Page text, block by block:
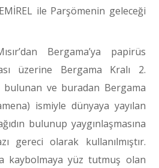
ile Parşömenin geleceği
Bergama’ya papirüs
üzerine Bergama Kralı 2.
bulunan ve buradan Bergama
ismiyle dünyaya yayılan
bulunup yaygınlaşmasına
gereci olarak kullanılmıştır.
kaybolmaya yüz tutmuş olan